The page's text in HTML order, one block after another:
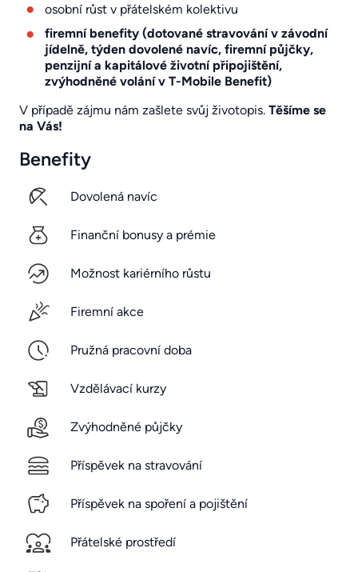
osobní růst v přátelském kolektivu
firemní benefity (dotované stravování v závodní
jídelně, týden dovolené navíc, firemní půjčky,
penzijní a kapitálové životní připojištění,
zvýhodněné volání v T-Mobile Benefit)
V případě zájmu nám zašlete svůj životopis. Těšíme se
na Vás!
Benefity
Dovolená navíc
Finanční bonusy a prémie
Možnost kariérního růstu
Firemní akce
Pružná pracovní doba
Vzdělávací kurzy
Zvýhodněné půjčky
Příspěvek na stravování
Příspěvek na spoření a pojištění
Přátelské prostředí